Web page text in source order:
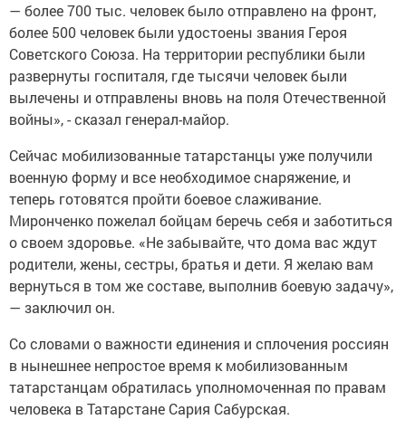
— более 700 тыс. человек было отправлено на фронт,
более 500 человек были удостоены звания Героя
Советского Союза. На территории республики были
развернуты госпиталя, где тысячи человек были
вылечены и отправлены вновь на поля Отечественной
войны», - сказал генерал-майор.
Сейчас мобилизованные татарстанцы уже получили
военную форму и все необходимое снаряжение, и
теперь готовятся пройти боевое слаживание.
Миронченко пожелал бойцам беречь себя и заботиться
о своем здоровье. «Не забывайте, что дома вас ждут
родители, жены, сестры, братья и дети. Я желаю вам
вернуться в том же составе, выполнив боевую задачу»,
— заключил он.
Со словами о важности единения и сплочения россиян
в нынешнее непростое время к мобилизованным
татарстанцам обратилась уполномоченная по правам
человека в Татарстане Сария Сабурская.